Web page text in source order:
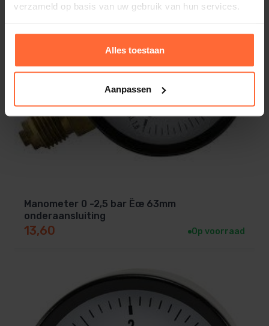
verzameld op basis van uw gebruik van hun services.
Alles toestaan
Aanpassen
Manometer 0 -2,5 bar Ëœ 63mm
onderaansluiting
13,60 Op voorraad